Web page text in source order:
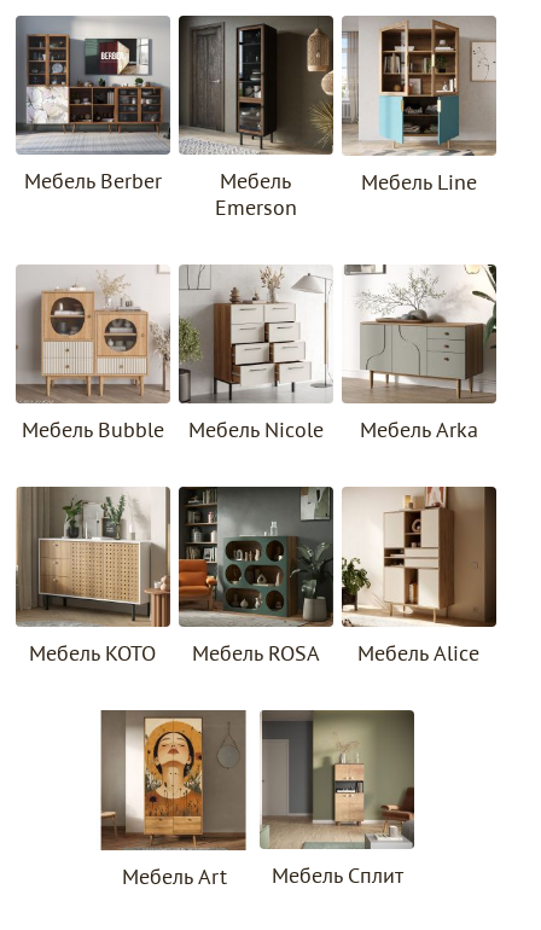
Мебель Berber
Мебель
Emerson
Мебель Line
Мебель Bubble Мебель Nicole Мебель Arka
Мебель KOTO Мебель ROSA Мебель Alice
Мебель Art Мебель Сплит